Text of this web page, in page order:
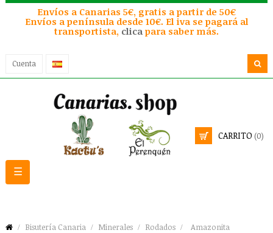
Envíos a Canarias 5€, gratis a partir de 50€
Envíos a península desde 10€. El iva se pagará al
transportista, clica para saber más.
Cuenta
CARRITO (0)
Navegación
de
☰
Bisutería Canaria Minerales Rodados Amazonita